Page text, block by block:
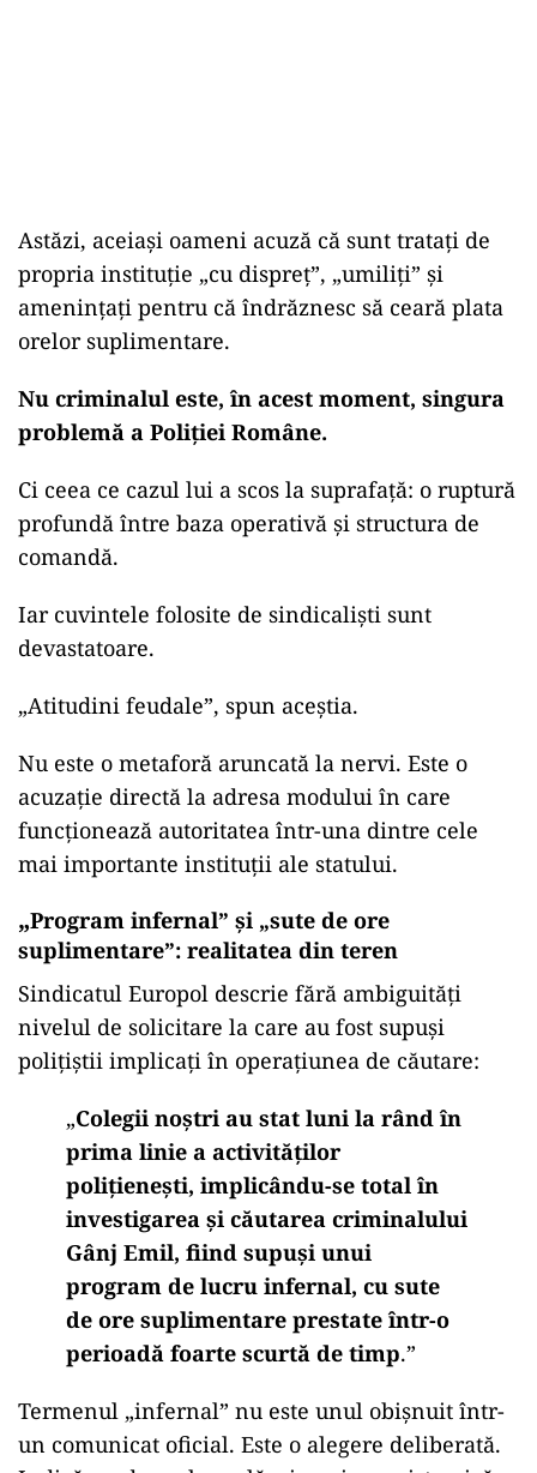
Astăzi, aceiași oameni acuză că sunt tratați de
propria instituție „cu dispreț”, „umiliți” și
amenințați pentru că îndrăznesc să ceară plata
orelor suplimentare.
Nu criminalul este, în acest moment, singura
problemă a Poliției Române.
Ci ceea ce cazul lui a scos la suprafață: o ruptură
profundă între baza operativă și structura de
comandă.
Iar cuvintele folosite de sindicaliști sunt
devastatoare.
„Atitudini feudale”, spun aceștia.
Nu este o metaforă aruncată la nervi. Este o
acuzație directă la adresa modului în care
funcționează autoritatea într-una dintre cele
mai importante instituții ale statului.
„Program infernal” și „sute de ore
suplimentare”: realitatea din teren
Sindicatul Europol descrie fără ambiguități
nivelul de solicitare la care au fost supuși
polițiștii implicați în operațiunea de căutare:
„Colegii noștri au stat luni la rând în
prima linie a activităților
polițienești, implicându-se total în
investigarea și căutarea criminalului
Gânj Emil, fiind supuși unui
program de lucru infernal, cu sute
de ore suplimentare prestate într-o
perioadă foarte scurtă de timp.”
Termenul „infernal” nu este unul obișnuit într-
un comunicat oficial. Este o alegere deliberată.